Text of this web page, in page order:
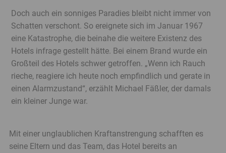
Doch auch ein sonniges Paradies bleibt nicht immer von
Schatten verschont. So ereignete sich im Januar 1967
eine Katastrophe, die beinahe die weitere Existenz des
Hotels infrage gestellt hätte. Bei einem Brand wurde ein
Großteil des Hotels schwer getroffen. „Wenn ich Rauch
rieche, reagiere ich heute noch empfindlich und gerate in
einen Alarmzustand“, erzählt Michael Fäßler, der damals
ein kleiner Junge war.
Mit einer unglaublichen Kraftanstrengung schafften es
seine Eltern und das Team, das Hotel bereits an